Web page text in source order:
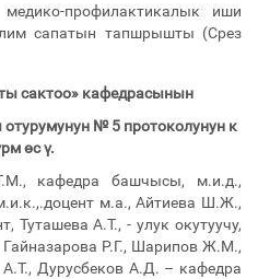
медико-профилактикалык иши
сапатын тапшрышты (Срез
сактоо» кафедрасынын
отурумунун №5 протоколунун к
өс ү.
кафедра башчысы, м.и.д.,
м.а., Айтиева Ш.Ж.,
Туташева А.Т., - улук окутуучу,
Р.Г., Шарипов Ж.М.,
Дурусбеков А.Д. – кафедра